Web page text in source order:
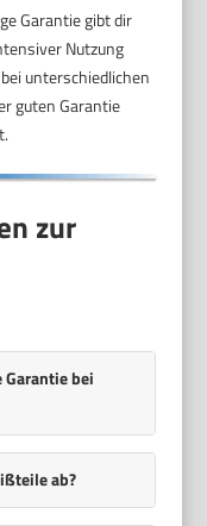
Garantie gibt dir
Nutzung
unterschiedlichen
guten Garantie
zur
bei
ab?